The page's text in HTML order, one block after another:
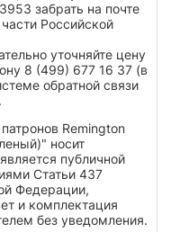
забрать на почте
Российской
уточняйте цену
8 (499) 677 16 37 (в
обратной связи
Remington
носит
публичной
Статьи 437
Федерации,
и комплектация
без уведомления.